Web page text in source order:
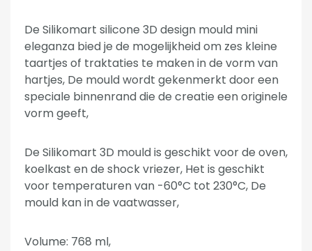
De Silikomart silicone 3D design mould mini
eleganza bied je de mogelijkheid om zes kleine
taartjes of traktaties te maken in de vorm van
hartjes, De mould wordt gekenmerkt door een
speciale binnenrand die de creatie een originele
vorm geeft,
De Silikomart 3D mould is geschikt voor de oven,
koelkast en de shock vriezer, Het is geschikt
voor temperaturen van -60°C tot 230°C, De
mould kan in de vaatwasser,
Volume: 768 ml,